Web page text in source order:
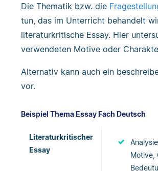
Die Thematik bzw. die
tun, das im Unterricht behandelt
literaturkritische Essay. Hier
verwendeten Motive oder
Alternativ kann auch ein
vor.
Beispiel Thema Essay Fach Deutsch
Literaturkritischer
Essay
Motive,